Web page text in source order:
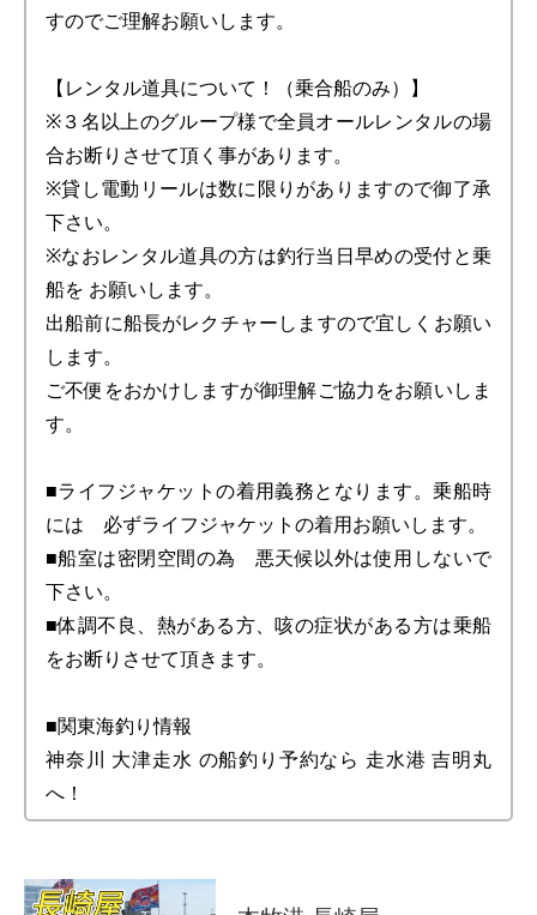
すのでご理解お願いします。
【レンタル道具について！（乗合船のみ）】
※３名以上のグループ様で全員オールレンタルの場
合お断りさせて頂く事があります。
※貸し電動リールは数に限りがありますので御了承
下さい。
※なおレンタル道具の方は釣行当日早めの受付と乗
船を お願いします。
出船前に船長がレクチャーしますので宜しくお願い
します。
ご不便をおかけしますが御理解ご協力をお願いしま
す。
■ライフジャケットの着用義務となります。乗船時
には 必ずライフジャケットの着用お願いします。
■船室は密閉空間の為 悪天候以外は使用しないで
下さい。
■体調不良、熱がある方、咳の症状がある方は乗船
をお断りさせて頂きます。
■関東海釣り情報
神奈川 大津走水 の船釣り予約なら 走水港 吉明丸
へ！